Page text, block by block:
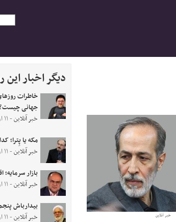
خبر آنلاین
دیگر اخبار این
خاطرات
جهانی
خبر آنلاین- ۱۱ اردیبهشت ۱۳۹۹
مکه یا پِترا؛
خبر آنلاین- ۱۱ اردیبهشت ۱۳۹۹
بازار
خبر آنلاین- ۱۱ اردیبهشت ۱۳۹۹
بیدارباش
خبر آنلاین- ۱۱ اردیبهشت ۱۳۹۹